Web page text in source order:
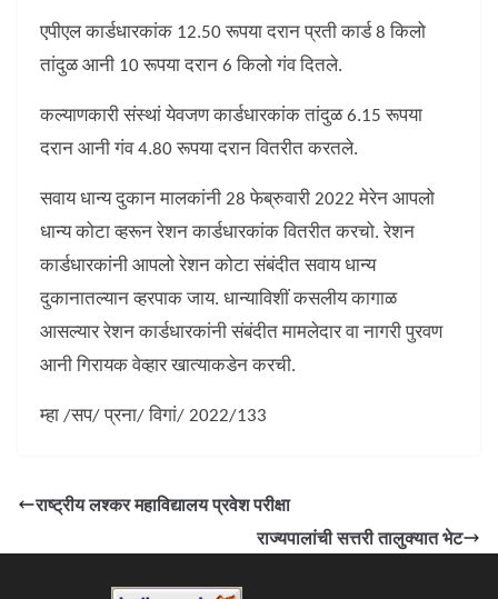
एपीएल कार्डधारकांक 12.50 रूपया दरान प्रती कार्ड 8 किलो
तांदुळ आनी 10 रूपया दरान 6 किलो गंव दितले.
कल्याणकारी संस्थां येवजण कार्डधारकांक तांदुळ 6.15 रूपया
दरान आनी गंव 4.80 रूपया दरान वितरीत करतले.
सवाय धान्य दुकान मालकांनी 28 फेब्रुवारी 2022 मेरेन आपलो
धान्य कोटा व्हरून रेशन कार्डधारकांक वितरीत करचो. रेशन
कार्डधारकांनी आपलो रेशन कोटा संबंदीत सवाय धान्य
दुकानातल्यान व्हरपाक जाय. धान्याविशीं कसलीय कागाळ
आसल्यार रेशन कार्डधारकांनी संबंदीत मामलेदार वा नागरी पुरवण
आनी गिरायक वेव्हार खात्याकडेन करची.
म्हा /सप/ प्रना/ विगां/ 2022/133
राष्ट्रीय लश्कर महाविद्यालय प्रवेश परीक्षा
राज्यपालांची सत्तरी तालुक्यात भेट